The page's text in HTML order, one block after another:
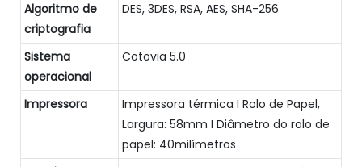
Algoritmo de
criptografia
DES, 3DES, RSA, AES, SHA-256
Sistema
operacional
Cotovia 5.0
Impressora
Impressora térmica I Rolo de Papel,
Largura: 58mm I Diâmetro do rolo de
papel: 40milímetros